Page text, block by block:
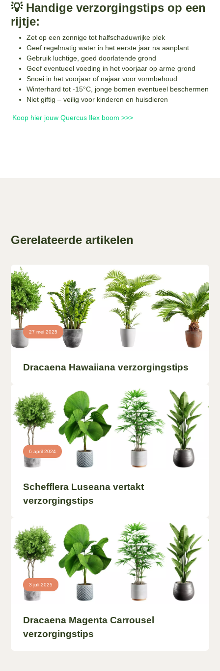
💡 Handige verzorgingstips op een
rijtje:
Zet op een zonnige tot halfschaduwrijke plek
Geef regelmatig water in het eerste jaar na aanplant
Gebruik luchtige, goed doorlatende grond
Geef eventueel voeding in het voorjaar op arme grond
Snoei in het voorjaar of najaar voor vormbehoud
Winterhard tot -15°C, jonge bomen eventueel beschermen
Niet giftig – veilig voor kinderen en huisdieren
Koop hier jouw Quercus Ilex boom >>>
Gerelateerde artikelen
27 mei 2025
Dracaena Hawaiiana verzorgingstips
6 april 2024
Schefflera Luseana vertakt
verzorgingstips
3 juli 2025
Dracaena Magenta Carrousel
verzorgingstips